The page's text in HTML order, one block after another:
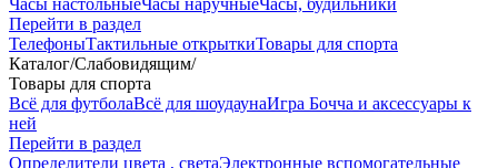
Часы настольныеЧасы наручныеЧасы, будильники
Перейти в раздел
ТелефоныТактильные открыткиТовары для спорта
Каталог/Слабовидящим/
Товары для спорта
Всё для футболаВсё для шоудаунаИгра Бочча и аксессуары к
ней
Перейти в раздел
Определители цвета , светаЭлектронные вспомогательные